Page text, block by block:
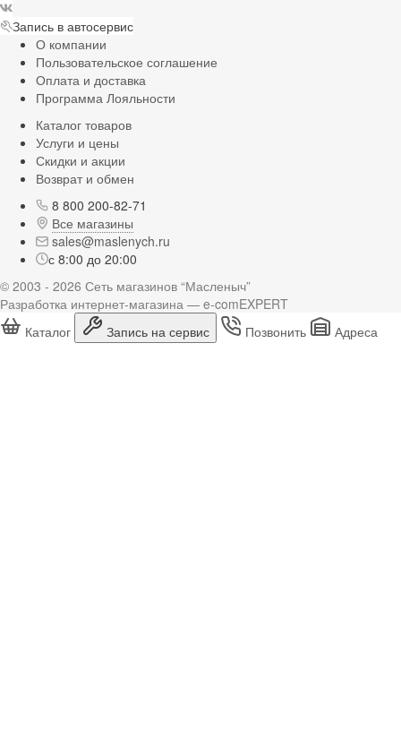
Запись в автосервис
О компании
Пользовательское соглашение
Оплата и доставка
Программа Лояльности
Каталог товаров
Услуги и цены
Скидки и акции
Возврат и обмен
8 800 200-82-71
Все магазины
sales@maslenych.ru
с 8:00 до 20:00
© 2003 - 2026 Сеть магазинов “Масленыч”
Разработка интернет-магазина — e-comEXPERT
Каталог
Запись на сервис Позвонить Адреса